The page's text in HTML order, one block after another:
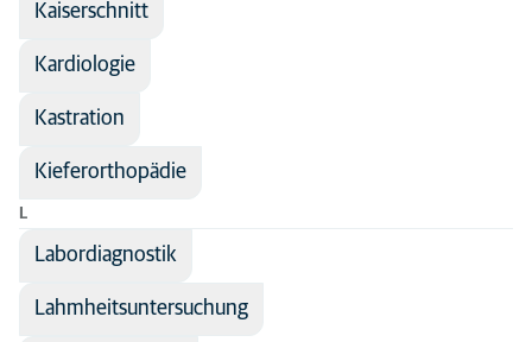
Kaiserschnitt
Kardiologie
Kastration
Kieferorthopädie
L
Labordiagnostik
Lahmheitsuntersuchung